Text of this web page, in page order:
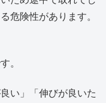
危険性があります。
。
い」「伸びが良いた